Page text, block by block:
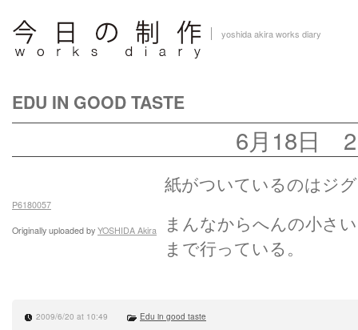
yoshida akira works diary
EDU IN GOOD TASTE
6月18日 2
P6180057
Originally uploaded by YOSHIDA Akira
紙がついているのはジ
まんなからへんの小さ
まで行っている。
2009/6/20 at 10:49 Edu in good taste